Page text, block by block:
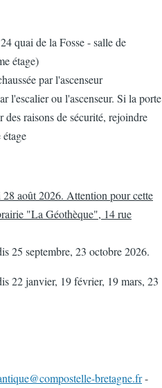
quai de la Fosse - salle de
étage)
par l'ascenseur
l'escalier ou l'ascenseur. Si la porte
des raisons de sécurité, rejoindre
août 2026. Attention pour cette
"La Géothèque", 14 rue
25 septembre, 23 octobre 2026.
22 janvier, 19 février, 19 mars, 23
bretagne.fr-